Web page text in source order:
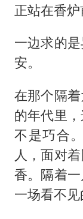
正站在香炉
一边求的
安。
在那个隔
的年代里
不是巧合
人，面对
香。隔着
一场看不见